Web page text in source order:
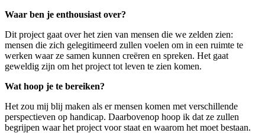
Waar ben je enthousiast over?
Dit project gaat over het zien van mensen die we zelden zien:
mensen die zich gelegitimeerd zullen voelen om in een ruimte te
werken waar ze samen kunnen creëren en spreken. Het gaat
geweldig zijn om het project tot leven te zien komen.
Wat hoop je te bereiken?
Het zou mij blij maken als er mensen komen met verschillende
perspectieven op handicap. Daarbovenop hoop ik dat ze zullen
begrijpen waar het project voor staat en waarom het moet bestaan.